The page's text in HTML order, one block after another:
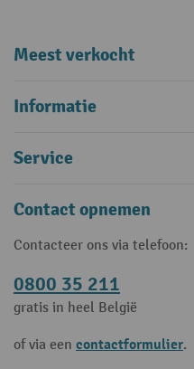
Meest verkocht
Informatie
Service
Contact opnemen
Contacteer ons via telefoon:
0800 35 211
gratis in heel België
of via een contactformulier.